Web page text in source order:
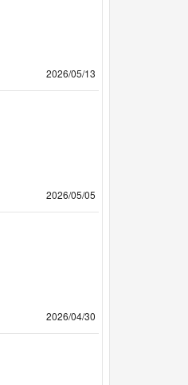
2026/05/13
2026/05/05
2026/04/30